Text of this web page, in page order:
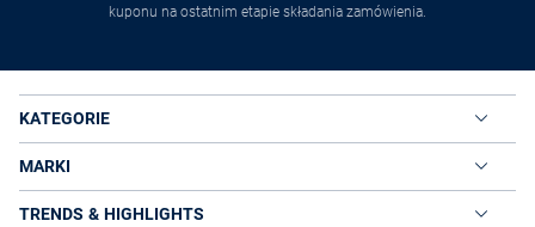
kuponu na ostatnim etapie składania zamówienia.
KATEGORIE
MARKI
TRENDS & HIGHLIGHTS